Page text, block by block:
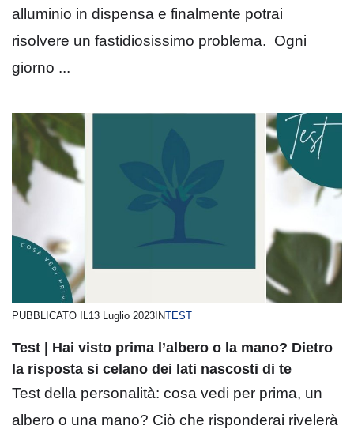
alluminio in dispensa e finalmente potrai
risolvere un fastidiosissimo problema. Ogni
giorno ...
PUBBLICATO IL 13 Luglio 2023 INTEST
Test | Hai visto prima l’albero o la mano? Dietro
la risposta si celano dei lati nascosti di te
Test della personalità: cosa vedi per prima, un
albero o una mano? Ciò che risponderai rivelerà